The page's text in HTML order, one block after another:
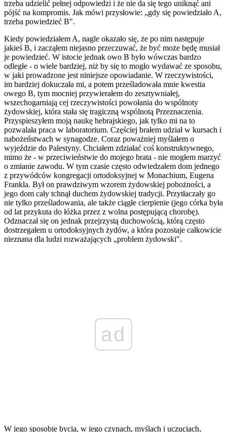
trzeba udzielić pełnej odpowiedzi i że nie da się tego uniknąć ani
pójść na kompromis. Jak mówi przysłowie: „gdy się powiedziało A,
trzeba powiedzieć B".
Kiedy powiedziałem A, nagle okazało się, że po nim następuje
jakieś B, i zacząłem niejasno przeczuwać, że być może będę musiał
je powiedzieć. W istocie jednak owo B było wówczas bardzo
odległe - o wiele bardziej, niż by się to mogło wydawać ze sposobu,
w jaki prowadzone jest niniejsze opowiadanie. W rzeczywistości,
im bardziej dokuczała mi, a potem prześladowała mnie kwestia
owego B, tym mocniej przywierałem do zesztywniałej,
wszechogarniają­ cej rzeczywistości powołania do wspólnoty
żydowskiej, która stała się tragiczną wspólnotą Przeznaczenia.
Przyspieszyłem moją naukę hebrajskiego, jak tylko mi na to
pozwalała praca w laboratorium. Częściej brałem udział w kursach i
nabożeństwach w synagodze. Coraz poważniej myślałem o
wyjeździe do Palestyny. Chciałem zdziałać coś konstruktywnego,
mimo że - w przeciwieństwie do mojego brata - nie mogłem marzyć
o zmianie zawodu. W tym czasie często odwiedzałem dom jednego
z przywódców kongregacji ortodoksyjnej w Monachium, Eugena
Frankla. Był on prawdziwym wzorem żydowskiej pobożności, a
jego dom cały tchnął duchem żydowskiej tradycji. Przytłaczały go
nie tylko prześladowania, ale także ciągłe cierpienie (jego córka była
od lat przykuta do łóżka przez z wolna postępującą chorobę).
Odznaczał się on jednak przejrzystą duchowością, którą często
dostrzegałem u ortodoksyjnych żydów, a która pozostaje całkowicie
nieznana dla ludzi rozważających „problem żydowski".
ad
W jego sposobie bycia, w jego czynach, myślach i uczuciach,